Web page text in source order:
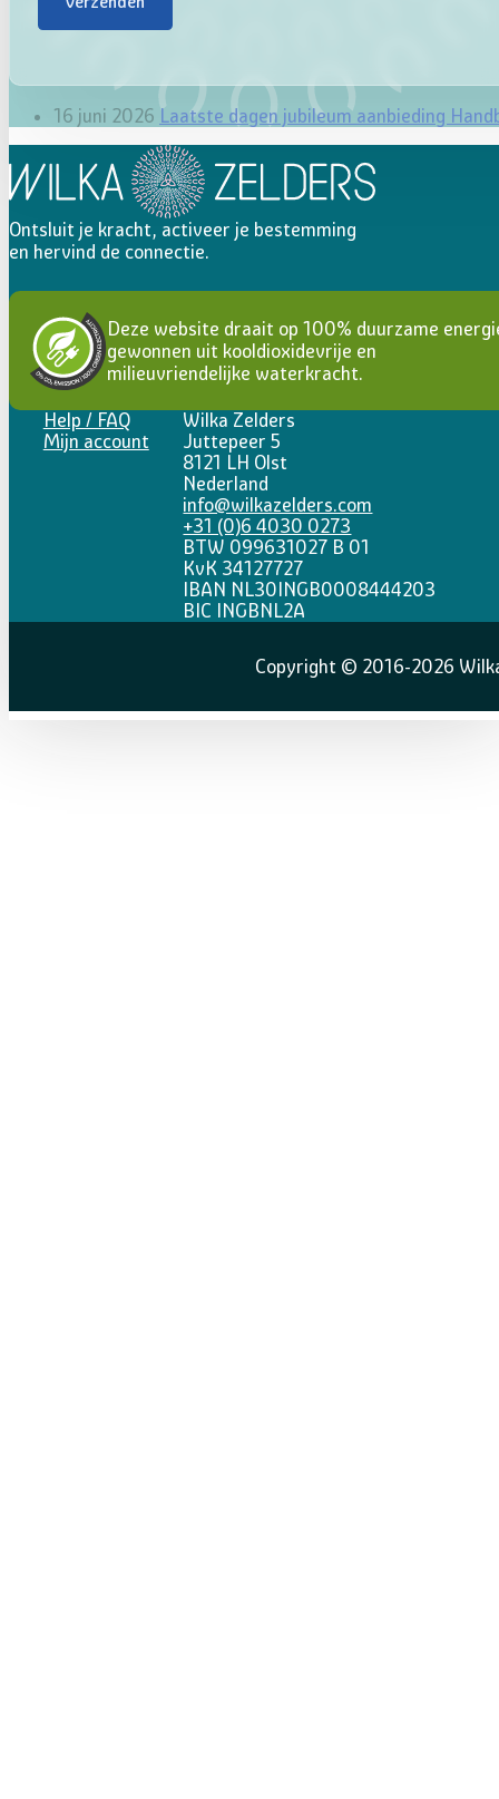
16 juni 2026 Laatste dagen jubileum aanbieding
Ontsluit je kracht, activeer je bestemming
en hervind de connectie.
Deze website draait op 100% duurzame
gewonnen uit kooldioxidevrije en
milieuvriendelijke waterkracht.
Help / FAQ
Mijn account
Wilka Zelders
Juttepeer 5
8121 LH Olst
Nederland
info@wilkazelders.com
+31 (0)6 4030 0273
BTW 099631027 B 01
KvK 34127727
IBAN NL30INGB0008444203
BIC INGBNL2A
Copyright © 2016-2026